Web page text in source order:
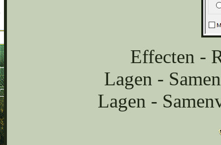
Effecten -
Lagen -
Lagen -